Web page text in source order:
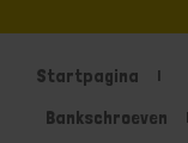
Startpagina
Bankschroeven